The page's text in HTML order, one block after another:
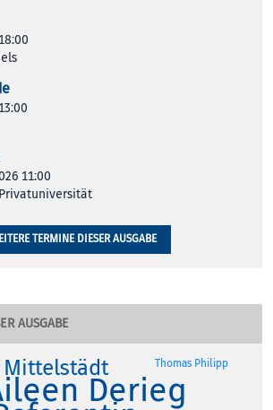
11:00
TERMINE DIESER AUSGABE
AUSGABE
Derieg
Mittelstädt Thomas Philipp